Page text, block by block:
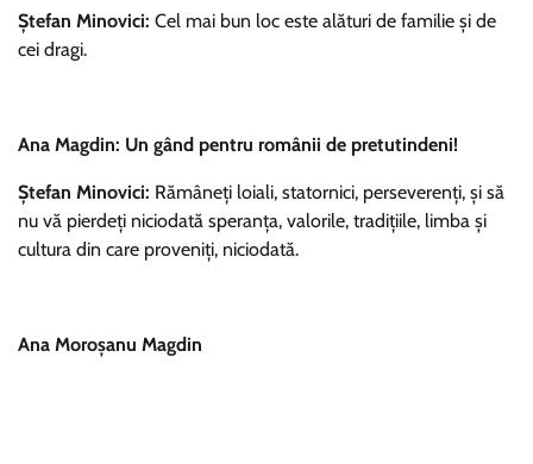
Ștefan Minovici: Cel mai bun loc este alături de familie și de
cei dragi.
Ana Magdin: Un gând pentru românii de pretutindeni!
Ștefan Minovici: Rămâneți loiali, statornici, perseverenți, și să
nu vă pierdeți niciodată speranța, valorile, tradițiile, limba și
cultura din care proveniți, niciodată.
Ana Moroșanu Magdin